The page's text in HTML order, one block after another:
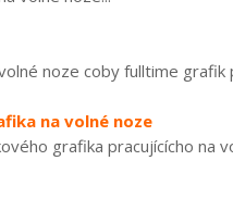
noze coby fulltime grafik
na volné noze
grafika pracujícícho na